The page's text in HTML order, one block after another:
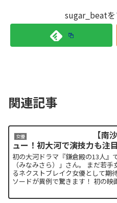
sugar_beat
関連記事
女優
【南
ュー！初大河で演技力も注
初の大河ドラマ『鎌倉殿の13人』
（みなみさら）」さん。 まだ若
るネクストブレイク女優として期
ソードが異例で驚きます！ 初の映